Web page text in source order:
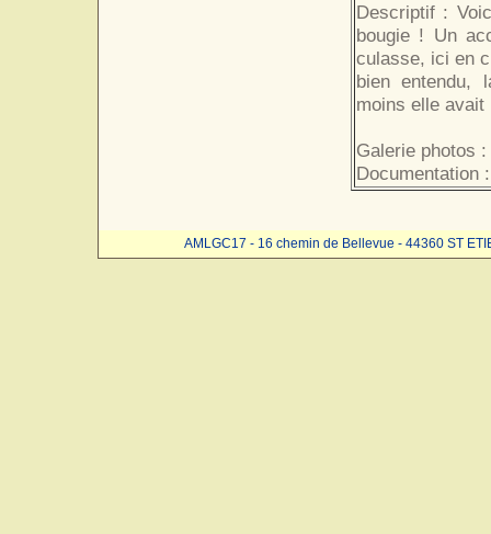
Descriptif :
bougie ! Un
culasse, ici en
bien entendu,
moins elle avait
Galerie photos :
Documentation
AMLGC17 - 16 chemin de Bellevue - 44360 ST